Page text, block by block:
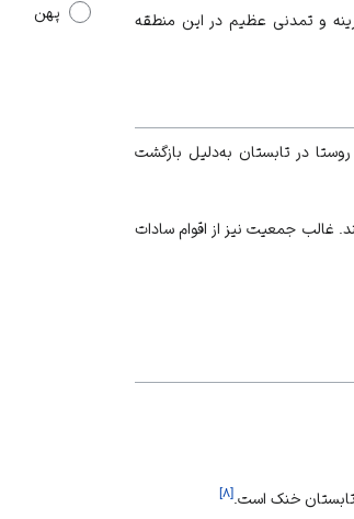
پهن
قدمتی دیرینه و تمدنی عظیم در این منطقه
در تابستان به‌دلیل بازگشت
غالب جمعیت نیز از اقوام سادات
تابستان خنک است.[۸]